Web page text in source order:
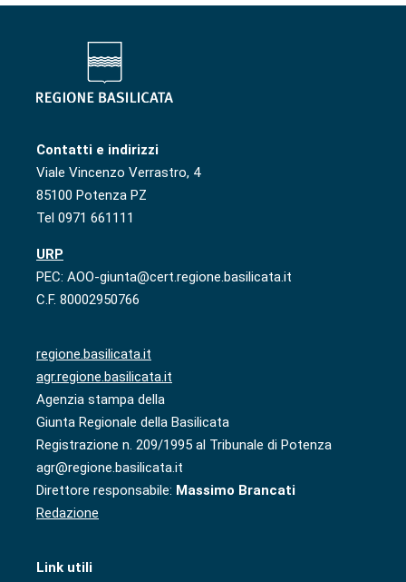
Contatti e indirizzi
Viale Vincenzo Verrastro, 4
85100 Potenza PZ
Tel 0971 661111
URP
PEC: AOO-giunta@cert.regione.basilicata.it
C.F. 80002950766
regione.basilicata.it
agr.regione.basilicata.it
Agenzia stampa della
Giunta Regionale della Basilicata
Registrazione n. 209/1995 al Tribunale di Potenza
agr@regione.basilicata.it
Direttore responsabile: Massimo Brancati
Redazione
Link utili